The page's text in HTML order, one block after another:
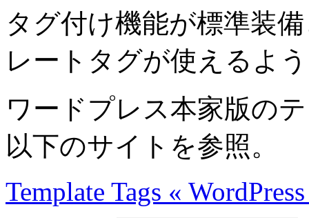
タグ付け機能が標準装
レートタグが使えるよ
ワードプレス本家版の
以下のサイトを参照。
Template Tags «